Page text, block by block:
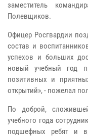
заместитель
Полевщиков.
Офицер Росгвардии
состав и
успехов и больших
новый учебный год
позитивных и
открытий», - пожелал
По доброй,
учебного года
подшефных ребят и